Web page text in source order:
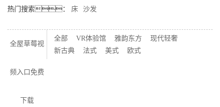
热门搜索： 床 沙发
全屋草莓视
频入口免费
下载
全部 VR体验馆 雅韵东方
现代轻奢
新古典
法式 美式 欧式